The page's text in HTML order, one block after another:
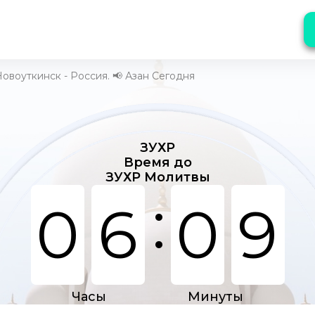
- Россия. 📢 Азан Сегодня
ЗУХР
Время до
ЗУХР Молитвы
0 6:0 9
Часы Минуты